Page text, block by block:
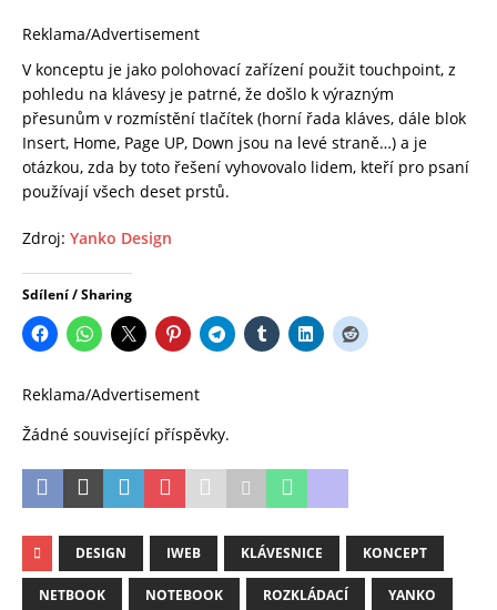
Reklama/Advertisement
V konceptu je jako polohovací zařízení použit touchpoint, z
pohledu na klávesy je patrné, že došlo k výrazným
přesunům v rozmístění tlačítek (horní řada kláves, dále blok
Insert, Home, Page UP, Down jsou na levé straně…) a je
otázkou, zda by toto řešení vyhovovalo lidem, kteří pro psaní
používají všech deset prstů.
Zdroj: Yanko Design
Sdílení / Sharing
Reklama/Advertisement
Žádné související příspěvky.
DESIGN IWEB KLÁVESNICE KONCEPT
NETBOOK NOTEBOOK ROZKLÁDACÍ YANKO